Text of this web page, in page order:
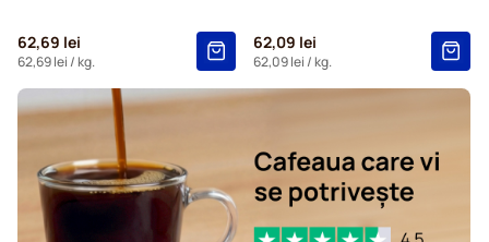
62,69 lei
62,69 lei / kg.
62,09 lei
62,09 lei / kg.